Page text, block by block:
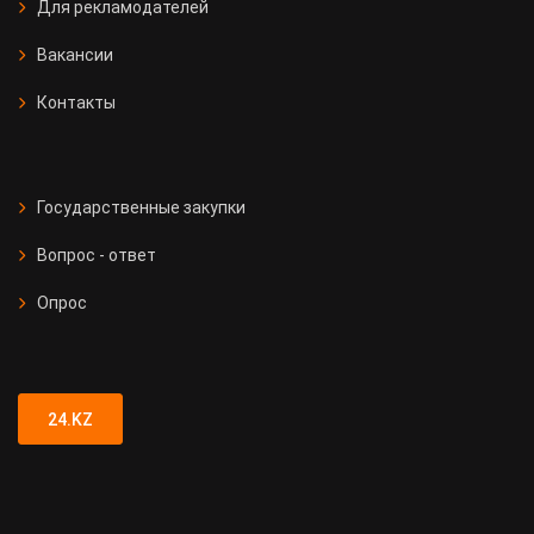
Для рекламодателей
Вакансии
Контакты
Государственные закупки
Вопрос - ответ
Опрос
24.KZ